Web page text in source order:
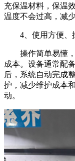
充保温材料，保温
温度不会过高，减
4、使用方便、
操作简单易懂，
成本。设备通常配
后，系统自动完成
护，减少维护成本
动。